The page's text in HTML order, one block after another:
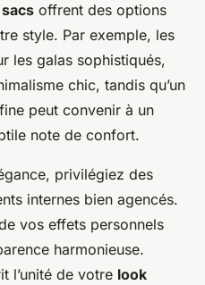
offrent des options
style. Par exemple, les
les galas sophistiqués,
chic, tandis qu’un
peut convenir à un
note de confort.
privilégiez des
internes bien agencés.
vos effets personnels
harmonieuse.
l’unité de votre look